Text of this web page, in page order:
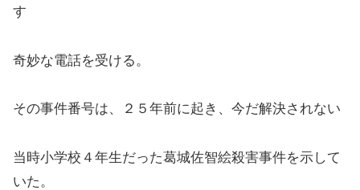
す
奇妙な電話を受ける。
その事件番号は、２５年前に起き、今だ解決されない
当時小学校４年生だった葛城佐智絵殺害事件を示して
いた。